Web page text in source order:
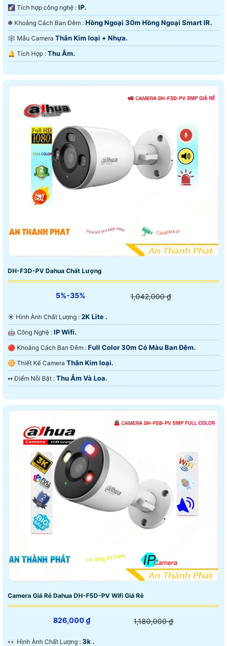
🌠 Tích hợp công nghệ : IP.
❃ Khoảng Cách Ban Đêm : Hồng Ngoại 30m Hồng Ngoại Smart IR.
🕸️ Mẫu Camera Thân Kim loại + Nhựa.
️🔔 Tích Hợp : Thu Âm.
DH-F3D-PV Dahua Chất Lượng
5%-35% 1,042,000 ₫
☀️ Hình Ành Chất Lượng : 2K Lite .
🤖️ Công Nghệ : IP Wifi.
🔴 Khoảng Cách Ban Đêm : Full Color 30m Có Màu Ban Ðêm.
♊ Thiết Kế Camera Thân Kim loại.
️↭ Điểm Nỗi Bật : Thu Âm Và Loa.
Camera Giá Rẻ Dahua DH-F5D-PV Wifi Giá Rẻ
826,000 ₫ 1,180,000 ₫
️👀 Hình Ành Chất Lượng : 3k .